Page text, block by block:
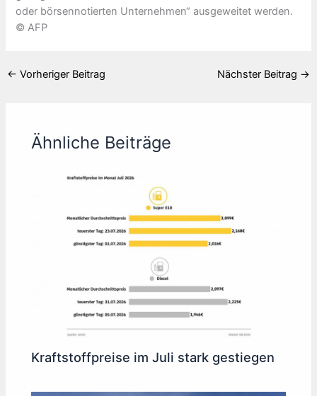
oder börsennotierten Unternehmen“ ausgeweitet werden.
© AFP
← Vorheriger Beitrag Nächster Beitrag →
Ähnliche Beiträge
Kraftstoffpreise im Juli stark gestiegen